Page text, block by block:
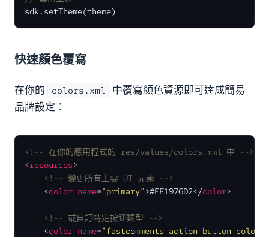
sdk.setTheme(theme)
快速顏色覆寫
在你的 colors.xml
中覆寫顏色資源即可達成簡易
品牌設定：
<!-- 在你的應用程式的 res/values/colors.xml 中 -->
<resources>
<!-- 變更所有主要 UI 元素 -->
<color name="primary" >#FF1976D2</color>
<!-- 或自訂特定按鈕類型 -->
<color name="fastcomments_action_button_color"